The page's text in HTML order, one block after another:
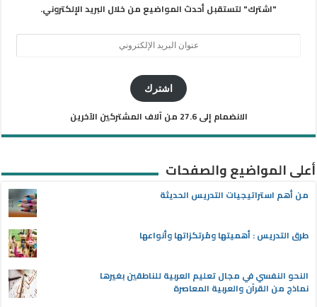
"اشترك" لتستقبل أحدث المواضيع من خلال البريد الإلكتروني.
اشترك
الانضمام إلى 27.6 من آلاف المشتركين الآخرين
أعلى المواضيع والصفحات
من أهم استراتيجيات التدريس الحديثة
طرق التدريس : أهميتها ومُرتكزاتها وأنواعها
النحو النفسي في مجال تعليم العربية للناطقين بغيرها
نماذج من القرآن والعربية المعاصرة